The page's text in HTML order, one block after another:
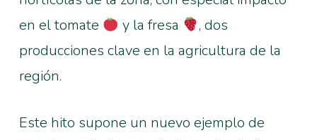
en el tomate
y la fresa
, dos
producciones clave en la agricultura de la
región.
Este hito supone un nuevo ejemplo de